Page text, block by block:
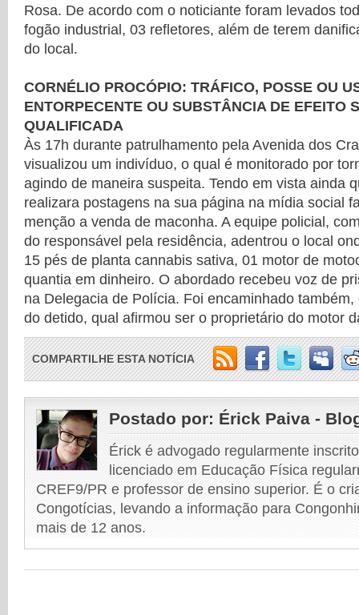
Rosa. De acordo com o noticiante foram levados
fogão industrial, 03 refletores, além de terem
do local.
CORNÉLIO PROCÓPIO: TRÁFICO, POSSE OU
ENTORPECENTE OU SUBSTÂNCIA DE EFEITO
QUALIFICADA
Às 17h durante patrulhamento pela Avenida dos
visualizou um indivíduo, o qual é monitorado por
agindo de maneira suspeita. Tendo em vista ainda
realizara postagens na sua página na mídia social
menção a venda de maconha. A equipe policial,
do responsável pela residência, adentrou o local
15 pés de planta cannabis sativa, 01 motor de
quantia em dinheiro. O abordado recebeu voz de
na Delegacia de Polícia. Foi encaminhado
do detido, qual afirmou ser o proprietário do motor
COMPARTILHE ESTA NOTÍCIA
Postado por: Érick Paiva -
Érick é advogado regularmente
licenciado em Educação Física
CREF9/PR e professor de ensino superior. É o
Congotícias, levando a informação para
mais de 12 anos.